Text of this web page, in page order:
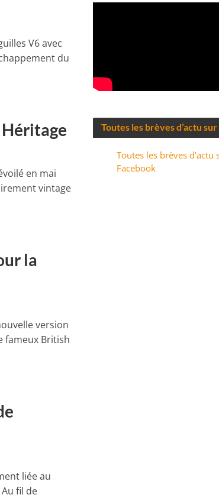
V6 avec
du
en mai
vintage
la
version
fameux British
liée au
fil de
Toutes les brèves d’actu
Toutes les brèves d’actu
Facebook